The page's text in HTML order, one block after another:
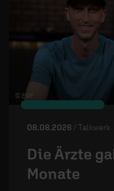
© ERF
08.08.2026 / Talkwerk
Die Ärzte
Monate